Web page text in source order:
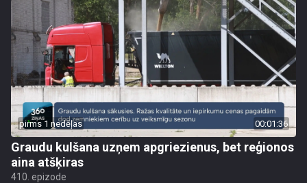
pirms 1 nedēļas 00:01:36
Graudu kulšana uzņem apgriezienus, bet reģionos
aina atšķiras
410. epizode